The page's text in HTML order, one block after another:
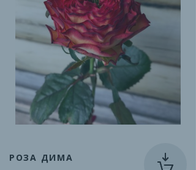
РОЗА ДИМА